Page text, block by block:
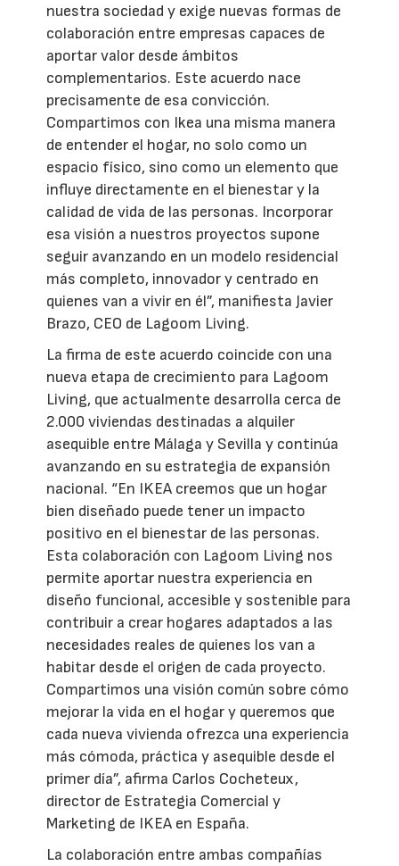
nuestra sociedad y exige nuevas formas de
colaboración entre empresas capaces de
aportar valor desde ámbitos
complementarios. Este acuerdo nace
precisamente de esa convicción.
Compartimos con Ikea una misma manera
de entender el hogar, no solo como un
espacio físico, sino como un elemento que
influye directamente en el bienestar y la
calidad de vida de las personas. Incorporar
esa visión a nuestros proyectos supone
seguir avanzando en un modelo residencial
más completo, innovador y centrado en
quienes van a vivir en él”, manifiesta Javier
Brazo, CEO de Lagoom Living.
La firma de este acuerdo coincide con una
nueva etapa de crecimiento para Lagoom
Living, que actualmente desarrolla cerca de
2.000 viviendas destinadas a alquiler
asequible entre Málaga y Sevilla y continúa
avanzando en su estrategia de expansión
nacional. “En IKEA creemos que un hogar
bien diseñado puede tener un impacto
positivo en el bienestar de las personas.
Esta colaboración con Lagoom Living nos
permite aportar nuestra experiencia en
diseño funcional, accesible y sostenible para
contribuir a crear hogares adaptados a las
necesidades reales de quienes los van a
habitar desde el origen de cada proyecto.
Compartimos una visión común sobre cómo
mejorar la vida en el hogar y queremos que
cada nueva vivienda ofrezca una experiencia
más cómoda, práctica y asequible desde el
primer día”, afirma Carlos Cocheteux,
director de Estrategia Comercial y
Marketing de IKEA en España.
La colaboración entre ambas compañías